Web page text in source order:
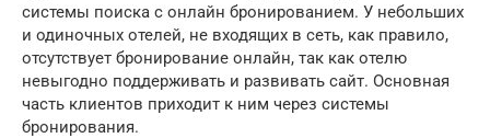
системы поиска с онлайн бронированием. У небольших
и одиночных отелей, не входящих в сеть, как правило,
отсутствует бронирование онлайн, так как отелю
невыгодно поддерживать и развивать сайт. Основная
часть клиентов приходит к ним через системы
бронирования.